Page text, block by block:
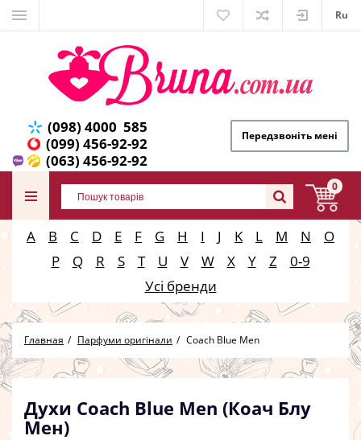
Ru
(098) 4000 585
(099) 456-92-92
(063) 456-92-92
Передзвоніть мені
0
A B C D E F G H I J K L M N
O
P
Q R S T U V W X Y Z
0-9
Усі бренди
Главная Парфуми оригінали Coach Blue Men
Духи Coach Blue Men (Коач Блу
Мен)